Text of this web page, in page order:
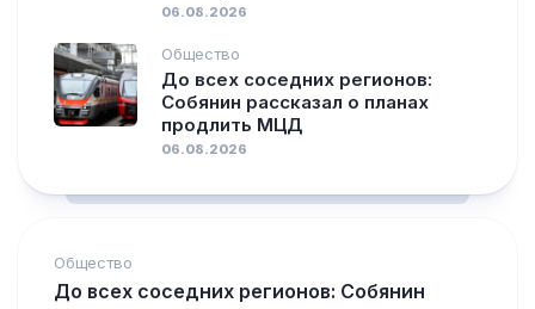
06.08.2026
Общество
До всех соседних регионов:
Собянин рассказал о планах
продлить МЦД
06.08.2026
Общество
До всех соседних регионов: Собянин